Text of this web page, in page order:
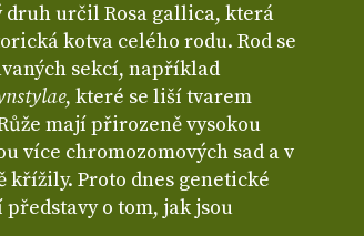
druh určil Rosa gallica, která
kotva celého rodu. Rod se
sekcí, například
, které se liší tvarem
mají přirozeně vysokou
více chromozomových sad a v
křížily. Proto dnes genetické
o tom, jak jsou